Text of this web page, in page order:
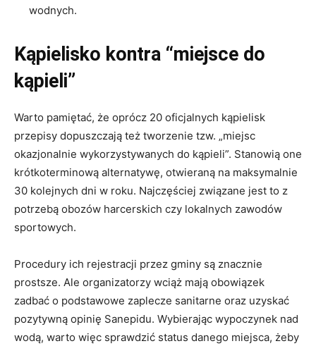
wodnych.
Kąpielisko kontra “miejsce do
kąpieli”
Warto pamiętać, że oprócz 20 oficjalnych kąpielisk
przepisy dopuszczają też tworzenie tzw. „miejsc
okazjonalnie wykorzystywanych do kąpieli”. Stanowią one
krótkoterminową alternatywę, otwieraną na maksymalnie
30 kolejnych dni w roku. Najczęściej związane jest to z
potrzebą obozów harcerskich czy lokalnych zawodów
sportowych.
Procedury ich rejestracji przez gminy są znacznie
prostsze. Ale organizatorzy wciąż mają obowiązek
zadbać o podstawowe zaplecze sanitarne oraz uzyskać
pozytywną opinię Sanepidu. Wybierając wypoczynek nad
wodą, warto więc sprawdzić status danego miejsca, żeby